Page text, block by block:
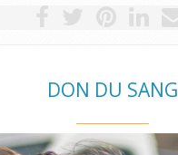
DON DU SANG